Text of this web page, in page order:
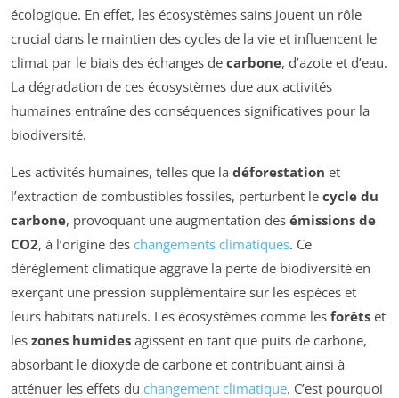
écologique. En effet, les écosystèmes sains jouent un rôle
crucial dans le maintien des cycles de la vie et influencent le
climat par le biais des échanges de carbone, d’azote et d’eau.
La dégradation de ces écosystèmes due aux activités
humaines entraîne des conséquences significatives pour la
biodiversité.
Les activités humaines, telles que la déforestation et
l’extraction de combustibles fossiles, perturbent le cycle du
carbone, provoquant une augmentation des émissions de
CO2, à l’origine des changements climatiques. Ce
dérèglement climatique aggrave la perte de biodiversité en
exerçant une pression supplémentaire sur les espèces et
leurs habitats naturels. Les écosystèmes comme les forêts et
les zones humides agissent en tant que puits de carbone,
absorbant le dioxyde de carbone et contribuant ainsi à
atténuer les effets du changement climatique. C’est pourquoi